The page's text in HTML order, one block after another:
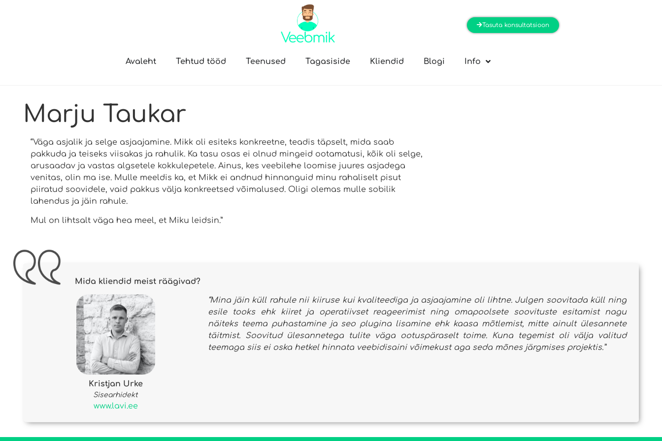
Tasuta konsultatsioon
Avaleht Tehtud tööd Teenused Tagasiside Kliendid Blogi Info
Marju Taukar
“Väga asjalik ja selge asjaajamine. Mikk oli esiteks konkreetne, teadis täpselt, mida saab
pakkuda ja teiseks viisakas ja rahulik. Ka tasu osas ei olnud mingeid ootamatusi, kõik oli selge,
arusaadav ja vastas algsetele kokkulepetele. Ainus, kes veebilehe loomise juures asjadega
venitas, olin ma ise. Mulle meeldis ka, et Mikk ei andnud hinnanguid minu rahaliselt pisut
piiratud soovidele, vaid pakkus välja konkreetsed võimalused. Oligi olemas mulle sobilik
lahendus ja jäin rahule.
Mul on lihtsalt väga hea meel, et Miku leidsin.”
Mida kliendid meist räägivad?
Kristjan Urke
Sisearhidekt
www.lavi.ee
“Mina jäin küll rahule nii kiiruse kui kvaliteediga ja asjaajamine oli lihtne. Julgen soovitada küll ning
esile tooks ehk kiiret ja operatiivset reageerimist ning omapoolsete soovituste esitamist nagu
näiteks teema puhastamine ja seo plugina lisamine ehk kaasa mõtlemist, mitte ainult ülesannete
täitmist. Soovitud ülesannetega tulite väga ootuspäraselt toime. Kuna tegemist oli välja valitud
teemaga siis ei oska hetkel hinnata veebidisaini võimekust aga seda mõnes järgmises projektis.”